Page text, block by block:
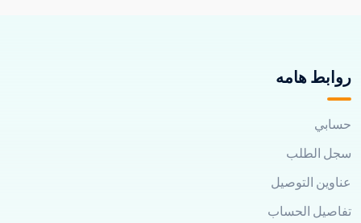
روابط هامه
حسابي
سجل الطلب
عناوين التوصيل
تفاصيل الحساب